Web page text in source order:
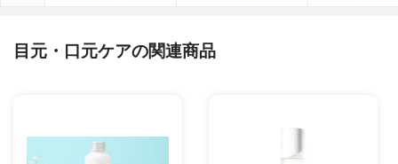
目元・口元ケアの関連商品